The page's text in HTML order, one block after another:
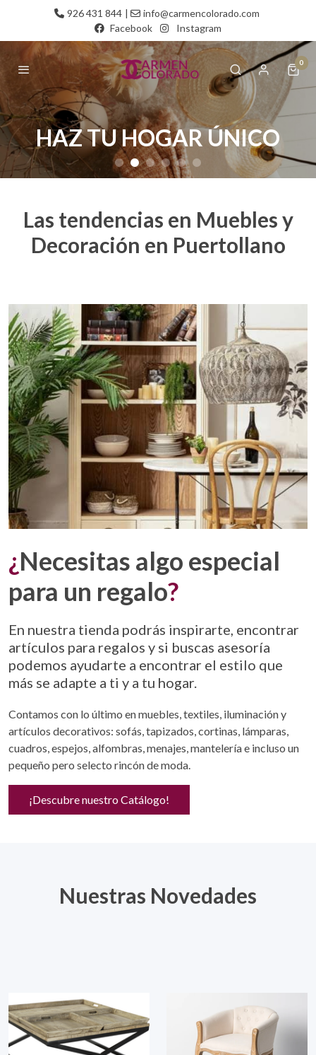
926 431 844 |
info@carmencolorado.com
Facebook
Instagram
0
HAZ TU HOGAR ÚNICO
HAZ TU HOGAR ÚNICO
HAZ TU HOGAR ÚNICO
HAZ TU HOGAR ÚNICO
HAZ TU HOGAR ÚNICO
HAZ TU HOGAR ÚNICO
HAZ TU HOGAR ÚNICO
HAZ TU HOGAR ÚNICO
Las tendencias en Muebles y
Decoración en Puertollano
¿Necesitas algo especial
para un regalo?
En nuestra tienda podrás inspirarte, encontrar
artículos para regalos y si buscas asesoría
podemos ayudarte a encontrar el estilo que
más se adapte a ti y a tu hogar.
Contamos con lo último en muebles, textiles, iluminación y
artículos decorativos: sofás, tapizados, cortinas, lámparas,
cuadros, espejos, alfombras, menajes, mantelería e incluso un
pequeño pero selecto rincón de moda.
¡Descubre nuestro Catálogo!
Nuestras Novedades